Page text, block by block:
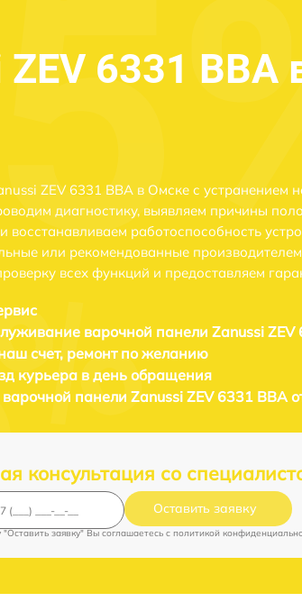
6331 BBA
ZEV 6331 BBA в Омске с устранением
диагностику, выявляем причины
восстанавливаем работоспособность
или рекомендованные
всех функций и предоставляем
варочной панели Zanussi ZEV
счет, ремонт по желанию
курьера в день обращения
варочной панели Zanussi ZEV 6331 BBA
консультация со
Оставить заявку
заявку" Вы соглашаетесь c политикой